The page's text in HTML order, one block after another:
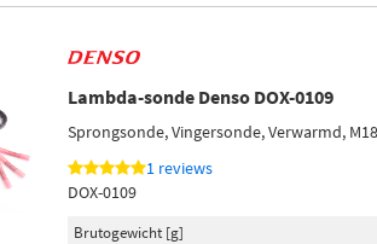
Lambda-sonde Denso DOX-0109
Sprongsonde, Vingersonde, Verwarmd,
1 reviews
DOX-0109
Brutogewicht [g]